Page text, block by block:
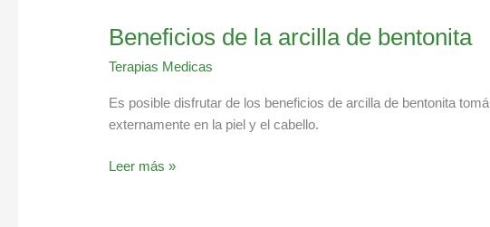
Beneficios de la arcilla de bentonita
Terapias Medicas
Es posible disfrutar de los beneficios de arcilla de bentonita
externamente en la piel y el cabello.
Leer más »